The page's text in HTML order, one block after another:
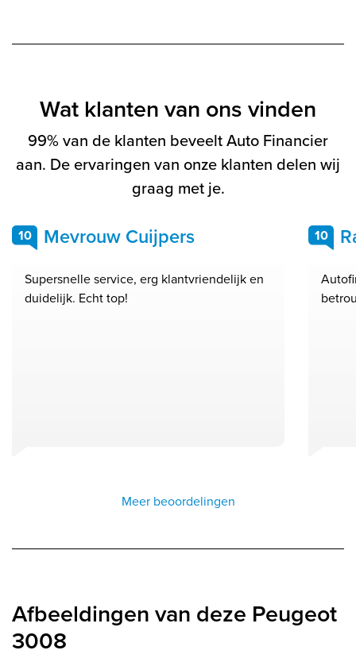
Wat klanten van ons vinden
99% van de klanten beveelt Auto Financier
aan. De ervaringen van onze klanten delen wij
graag met je.
10 Mevrouw Cuijpers
Supersnelle service, erg klantvriendelijk en
duidelijk. Echt top!
10
Meer beoordelingen
Afbeeldingen van deze Peugeot
3008